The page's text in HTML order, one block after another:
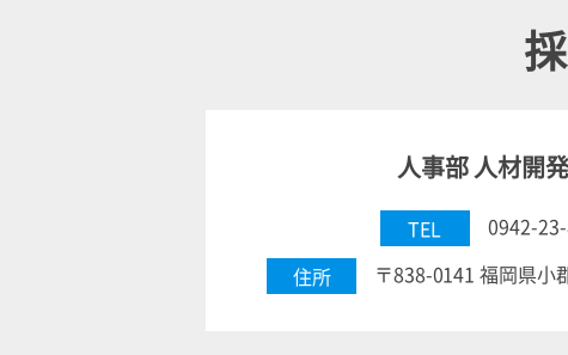
人事部 人材開
TEL
0942-
住所
〒838-0141 福岡県小